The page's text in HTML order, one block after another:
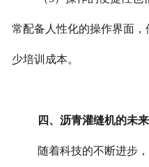
常配备人性化的操作界面
少培训成本。
四、沥青灌缝机的未
随着科技的不断进步